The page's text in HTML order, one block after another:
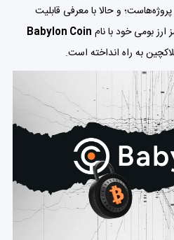
و حالا با معرفی قابلیت
ارز بومی خود با نام Babylon Coin
به راه انداخته است.